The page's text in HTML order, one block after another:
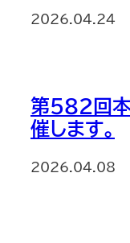
2026.04.24
第582回本
催します。
2026.04.08